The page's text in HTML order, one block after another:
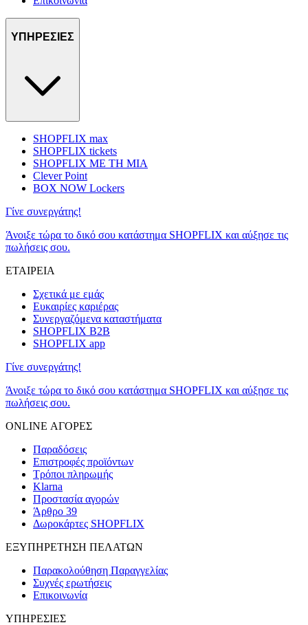
ΥΠΗΡΕΣΙΕΣ
SHOPFLIX max
SHOPFLIX tickets
SHOPFLIX ΜΕ ΤΗ ΜΙΑ
Clever Point
BOX NOW Lockers
Γίνε συνεργάτης!
Άνοιξε τώρα το δικό σου κατάστημα SHOPFLIX και αύξησε τις
πωλήσεις σου.
ΕΤΑΙΡΕΙΑ
Σχετικά με εμάς
Ευκαιρίες καριέρας
Συνεργαζόμενα καταστήματα
SHOPFLIX B2B
SHOPFLIX app
Γίνε συνεργάτης!
Άνοιξε τώρα το δικό σου κατάστημα SHOPFLIX και αύξησε τις
πωλήσεις σου.
ONLINE ΑΓΟΡΕΣ
Παραδόσεις
Επιστροφές προϊόντων
Τρόποι πληρωμής
Klarna
Προστασία αγορών
Άρθρο 39
Δωροκάρτες SHOPFLIX
ΕΞΥΠΗΡΕΤΗΣΗ ΠΕΛΑΤΩΝ
Παρακολούθηση Παραγγελίας
Συχνές ερωτήσεις
Επικοινωνία
ΥΠΗΡΕΣΙΕΣ